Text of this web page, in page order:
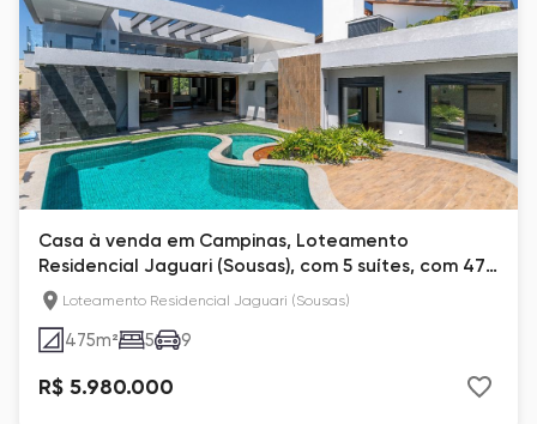
Casa à venda em Campinas, Loteamento
Residencial Jaguari (Sousas), com 5 suítes, com 475
m² Loteamento Residencial Jaguari (Sousas)
475m² 5 9
R$ 5.980.000